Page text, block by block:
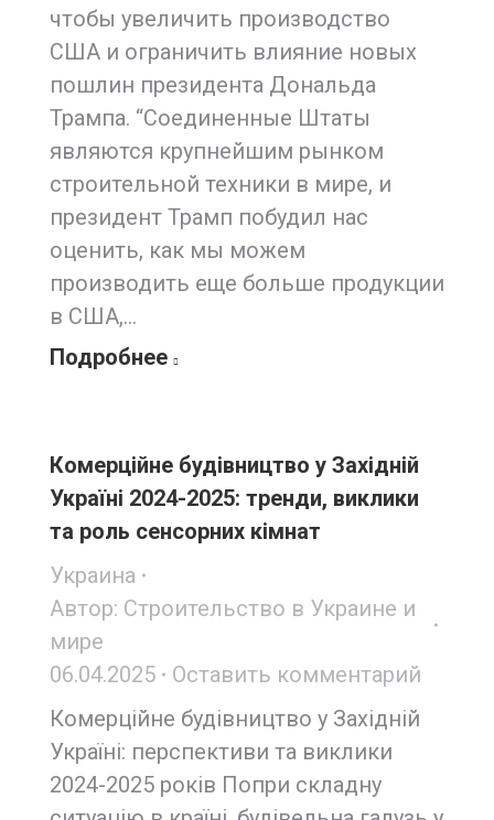
чтобы увеличить производство
США и ограничить влияние новых
пошлин президента Дональда
Трампа. “Соединенные Штаты
являются крупнейшим рынком
строительной техники в мире, и
президент Трамп побудил нас
оценить, как мы можем
производить еще больше продукции
в США,…
Подробнее
Комерційне будівництво у Західній
Україні 2024-2025: тренди, виклики
та роль сенсорних кімнат
Украина
Автор: Строительство в Украине и
мире
06.04.2025
Оставить комментарий
Комерційне будівництво у Західній
Україні: перспективи та виклики
2024-2025 років Попри складну